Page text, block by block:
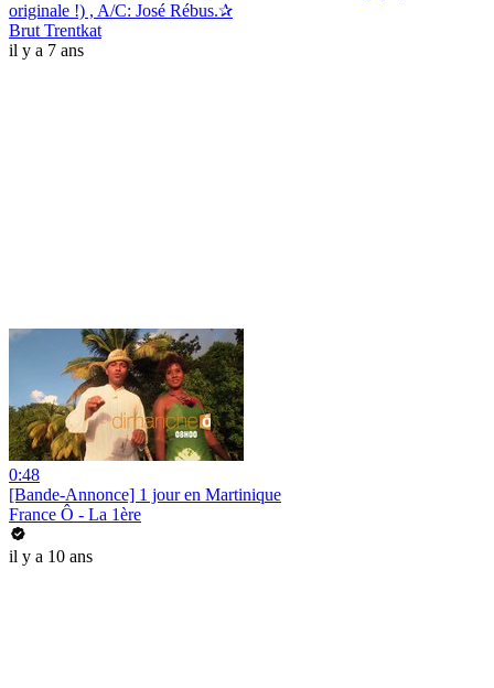
originale !) , A/C: José Rébus.✰
Brut Trentkat
il y a 7 ans
0:48
[Bande-Annonce] 1 jour en Martinique
France Ô - La 1ère
il y a 10 ans